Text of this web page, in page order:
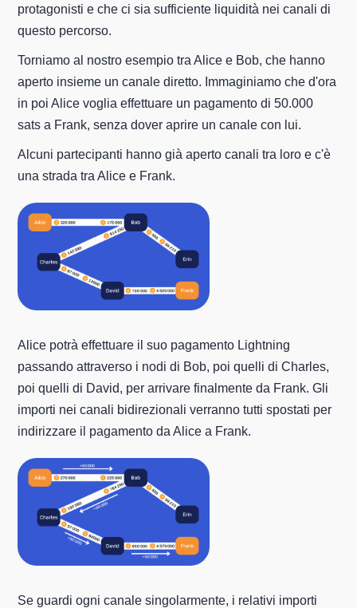
protagonisti e che ci sia sufficiente liquidità nei canali di
questo percorso.
Torniamo al nostro esempio tra Alice e Bob, che hanno
aperto insieme un canale diretto. Immaginiamo che d'ora
in poi Alice voglia effettuare un pagamento di 50.000
sats a Frank, senza dover aprire un canale con lui.
Alcuni partecipanti hanno già aperto canali tra loro e c'è
una strada tra Alice e Frank.
Alice potrà effettuare il suo pagamento Lightning
passando attraverso i nodi di Bob, poi quelli di Charles,
poi quelli di David, per arrivare finalmente da Frank. Gli
importi nei canali bidirezionali verranno tutti spostati per
indirizzare il pagamento da Alice a Frank.
Se guardi ogni canale singolarmente, i relativi importi